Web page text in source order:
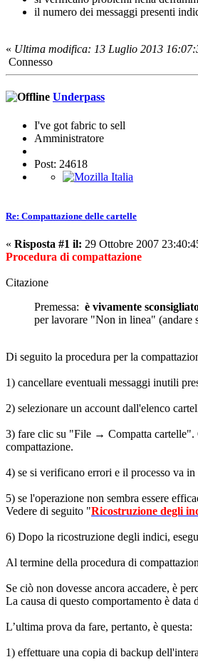
il numero dei messaggi presenti
« Ultima modifica: 13 Luglio 2013
Connesso
Underpass
I've got fabric to sell
Amministratore
Post: 24618
Re: Compattazione delle cartelle
« Risposta #1 il: 29 Ottobre 2007
Procedura di compattazione
Citazione
Premessa: è vivamente
per lavorare "Non in linea"
Di seguito la procedura per la
1) cancellare eventuali messaggi inutili
2) selezionare un account dall'elenco
3) fare clic su "File → Compatta cartelle".
compattazione.
4) se si verificano errori e il processo va
5) se l'operazione non sembra essere
Vedere di seguito "Ricostruzione degli
6) Dopo la ricostruzione degli indici,
Al termine della procedura di
Se ciò non dovesse ancora accadere, è
La causa di questo comportamento è
L’ultima prova da fare, pertanto, è questa:
1) effettuare una copia di backup dell'intera